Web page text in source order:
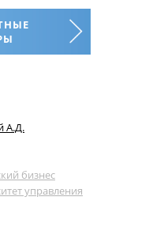
А.Д.
бизнес
управления